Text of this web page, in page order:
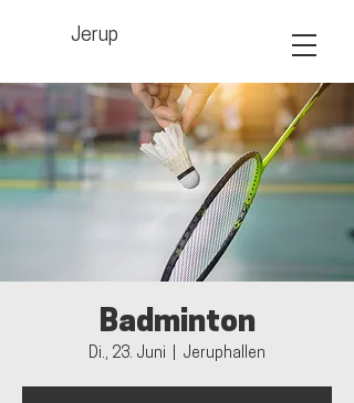
Jerup
Badminton
Di., 23. Juni Jeruphallen